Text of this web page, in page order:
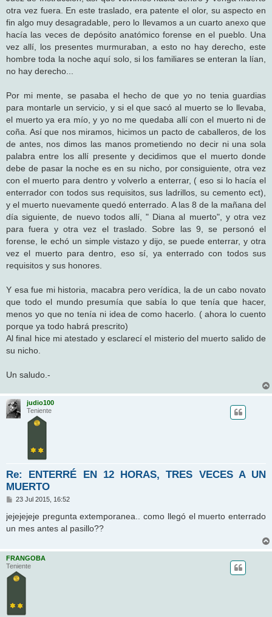
otra vez fuera. En este traslado, era patente el olor, su aspecto en
fin algo muy desagradable, pero lo llevamos a un cuarto anexo que
hacía las veces de depósito anatómico forense en el pueblo. Una
vez allí, los presentes murmuraban, a esto no hay derecho, este
hombre toda la noche aquí solo, si los familiares se enteran la lían,
no hay derecho...
Por mi mente, se pasaba el hecho de que yo no tenia guardias
para montarle un servicio, y si el que sacó al muerto se lo llevaba,
el muerto ya era mío, y yo no me quedaba allí con el muerto ni de
coña. Así que nos miramos, hicimos un pacto de caballeros, de los
de antes, nos dimos las manos prometiendo no decir ni una sola
palabra entre los allí presente y decidimos que el muerto donde
debe de pasar la noche es en su nicho, por consiguiente, otra vez
con el muerto para dentro y volverlo a enterrar, ( eso si lo hacía el
enterrador con todos sus requisitos, sus ladrillos, su cemento ect),
y el muerto nuevamente quedó enterrado. A las 8 de la mañana del
día siguiente, de nuevo todos allí, " Diana al muerto", y otra vez
para fuera y otra vez el traslado. Sobre las 9, se personó el
forense, le echó un simple vistazo y dijo, se puede enterrar, y otra
vez el muerto para dentro, eso sí, ya enterrado con todos sus
requisitos y sus honores.
Y esa fue mi historia, macabra pero verídica, la de un cabo novato
que todo el mundo presumía que sabía lo que tenía que hacer,
menos yo que no tenía ni idea de como hacerlo. ( ahora lo cuento
porque ya todo habrá prescrito)
Al final hice mi atestado y esclarecí el misterio del muerto salido de
su nicho.
Un saludo.-
judio100
Teniente
Re: ENTERRÉ EN 12 HORAS, TRES VECES A UN
MUERTO
M
n
s
a
23 Jul 2015, 16:52
jejejejeje pregunta extemporanea.. como llegó el muerto enterrado
un mes antes al pasillo??
FRANGOBA
Teniente